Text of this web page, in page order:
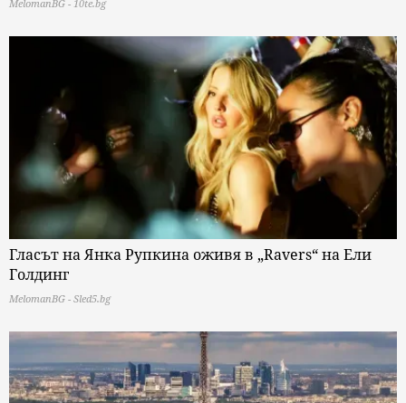
MelomanBG - 10te.bg
Гласът на Янка Рупкина оживя в „Ravers“ на Ели
Голдинг
MelomanBG - Sled5.bg